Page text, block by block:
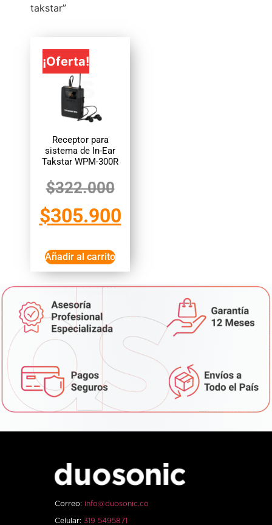
takstar”
¡Oferta!
Receptor para
sistema de In-Ear
Takstar WPM-300R
$322.000
$305.900
Añadir al carrito
Correo: info@duosonic.co
Celular: 319 5495871